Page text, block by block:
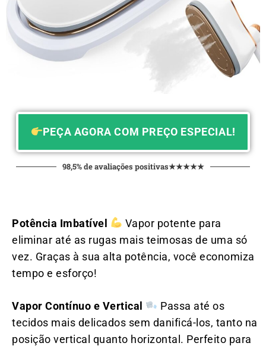
PEÇA AGORA COM PREÇO ESPECIAL!
98,5% de avaliações positivas★★★★★
Potência Imbatível
Vapor potente para
eliminar até as rugas mais teimosas de uma só
vez. Graças à sua alta potência, você economiza
tempo e esforço!
Vapor Contínuo e Vertical
Passa até os
tecidos mais delicados sem danificá-los, tanto na
posição vertical quanto horizontal. Perfeito para